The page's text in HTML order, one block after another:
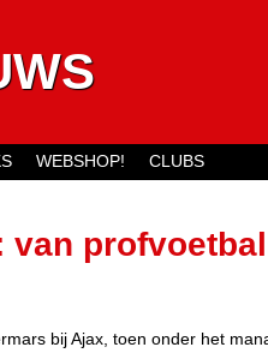
van
bij Ajax, toen onder het
WEBSHOP! CLUBS